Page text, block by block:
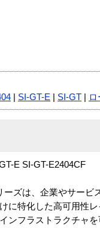
SI-GT-E SI-GT
E SI-GT-E2404CF
ーズは、企業やサー
に特化した高可用性
ンフラストラクチャ